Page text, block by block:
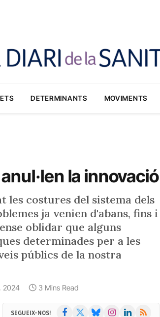
DETERMINANTS MOVIMENTS
la innovació
les costures del sistema dels
ja venien d'abans, fins i
oblidar que alguns
determinades per a les
públics de la nostra
2024 3 Mins Read
SEGUEIX-NOS! Facebook BlueskyInstagramLinkedIn
RSS